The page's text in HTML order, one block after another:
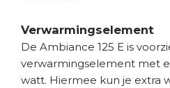
Verwarmingselement
De Ambiance 125 E is
verwarmingselement met
watt. Hiermee kun je extra